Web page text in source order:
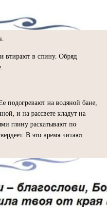
втирают в спину. Обряд
подогревают на водяной бане,
и на рассвете кладут на
глину раскатывают по
В это время читают